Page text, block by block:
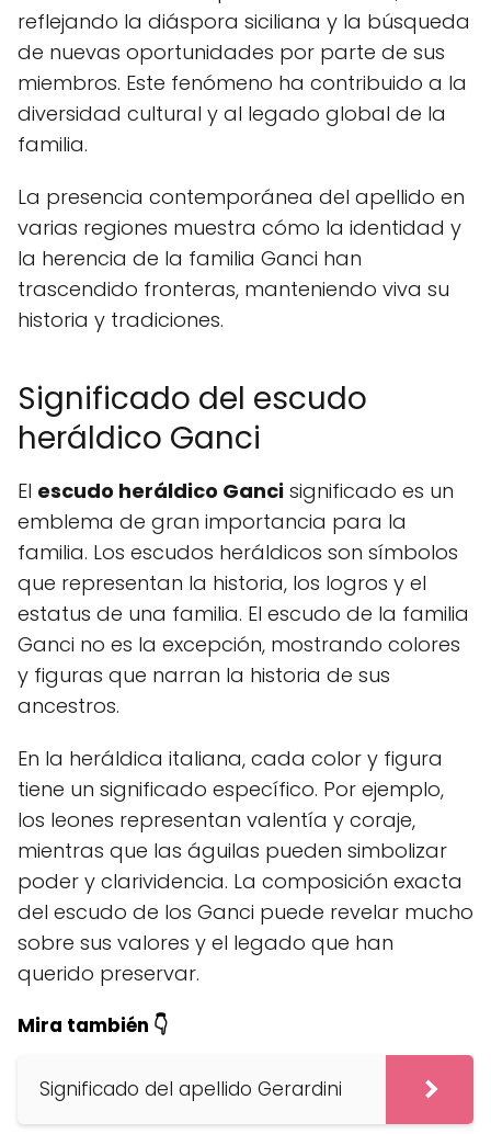
reflejando la diáspora siciliana y la búsqueda
de nuevas oportunidades por parte de sus
miembros. Este fenómeno ha contribuido a la
diversidad cultural y al legado global de la
familia.
La presencia contemporánea del apellido en
varias regiones muestra cómo la identidad y
la herencia de la familia Ganci han
trascendido fronteras, manteniendo viva su
historia y tradiciones.
Significado del escudo
heráldico Ganci
El escudo heráldico Ganci significado es un
emblema de gran importancia para la
familia. Los escudos heráldicos son símbolos
que representan la historia, los logros y el
estatus de una familia. El escudo de la familia
Ganci no es la excepción, mostrando colores
y figuras que narran la historia de sus
ancestros.
En la heráldica italiana, cada color y figura
tiene un significado específico. Por ejemplo,
los leones representan valentía y coraje,
mientras que las águilas pueden simbolizar
poder y clarividencia. La composición exacta
del escudo de los Ganci puede revelar mucho
sobre sus valores y el legado que han
querido preservar.
Mira también 👇
Significado del apellido Gerardini